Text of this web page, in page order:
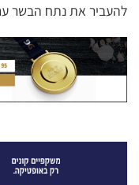
להעביר את נתח הבשר